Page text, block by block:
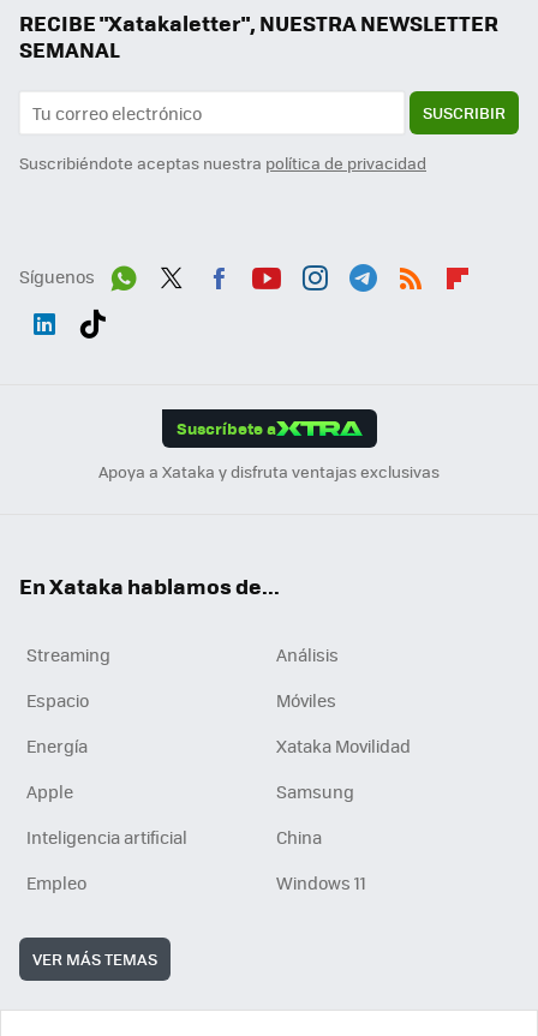
RECIBE "Xatakaletter", NUESTRA NEWSLETTER
SEMANAL
SUSCRIBIR
Suscribiéndote aceptas nuestra política de privacidad
Síguenos
Suscríbete a
Apoya a Xataka y disfruta ventajas exclusivas
En Xataka hablamos de...
Streaming
Análisis
Espacio
Móviles
Energía
Xataka Movilidad
Apple
Samsung
Inteligencia artificial
China
Empleo
Windows 11
VER MÁS TEMAS